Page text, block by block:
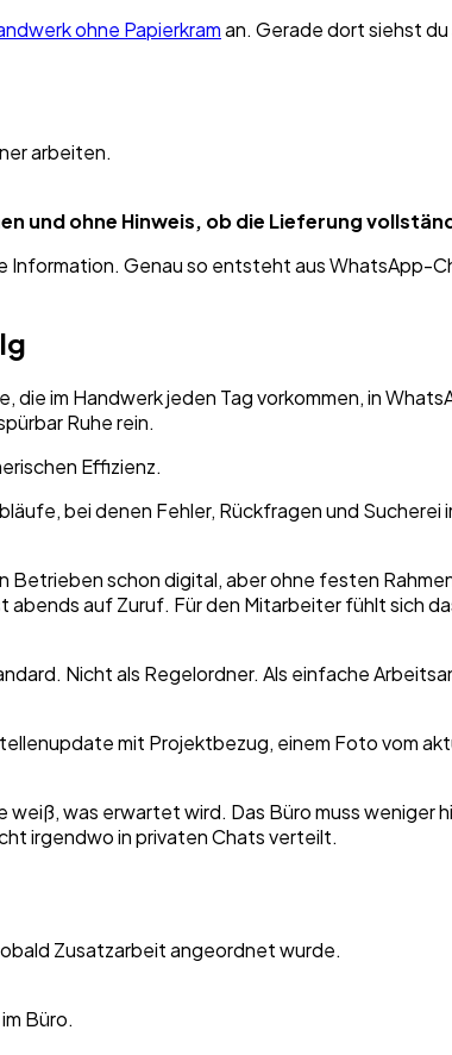
ohne Papierkraman. Gerade dort siehst du
arbeiten.
und ohne Hinweis, ob die Lieferung
Genau so entsteht aus WhatsApp-
im Handwerk jeden Tag vorkommen, in
Ruhe rein.
bei denen Fehler, Rückfragen und
schon digital, aber ohne festen
auf Zuruf. Für den Mitarbeiter fühlt sich
Nicht als Regelordner. Als einfache
mit Projektbezug, einem Foto vom
was erwartet wird. Das Büro muss weniger
irgendwo in privaten Chats verteilt.
Zusatzarbeit angeordnet wurde.
Büro.